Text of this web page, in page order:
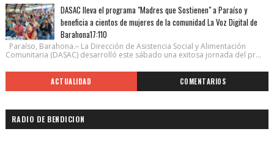
DASAC lleva el programa "Madres que Sostienen" a Paraíso y
beneficia a cientos de mujeres de la comunidad La Voz Digital de
Barahona17:110
Paraíso, Barahona.– La Dirección de Asistencia Social y Alimentación
Comunitaria (DASAC) desarrolló este sábado una exitosa jornada del pr...
ACTUALIDAD COMENTARIOS
RADIO DE BENDICION